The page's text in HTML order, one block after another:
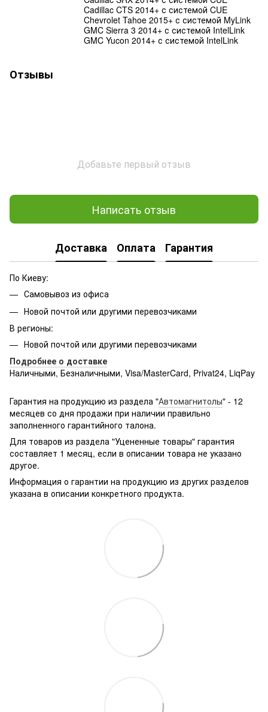
Cadillac CTS 2014+ с системой CUE
Chevrolet Tahoe 2015+ с системой MyLink
GMC Sierra 3 2014+ с системой IntelLink
GMC Yucon 2014+ с системой IntelLink
Отзывы
Добавьте первый отзыв
Написать отзыв
Доставка Оплата Гарантия
По Киеву:
Самовывоз из офиса
Новой почтой или другими перевозчиками
В регионы:
Новой почтой или другими перевозчиками
Подробнее о доставке
Наличными, Безналичными, Visa/MasterCard, Privat24, LiqPay
g361hhadsek/p3316040/#
Гарантия на продукцию из раздела "Автомагнитолы" - 12
месяцев со дня продажи при наличии правильно
заполненного гарантийного талона.
Для товаров из раздела "Уцененные товары" гарантия
составляет 1 месяц, если в описании товара не указано
другое.
Информация о гарантии на продукцию из других разделов
указана в описании конкретного продукта.